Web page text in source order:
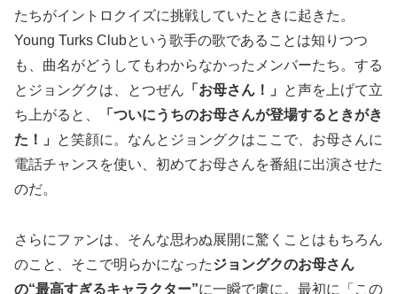
たちがイントロクイズに挑戦していたときに起きた。
Young Turks Clubという歌手の歌であることは知りつつ
も、曲名がどうしてもわからなかったメンバーたち。する
とジョングクは、とつぜん 「お母さん！」
と声を上げて立
ち上がると、
「ついにうちのお母さんが登場するときがき
た！」
と笑顔に。なんとジョングクはここで、お母さんに
電話チャンスを使い、初めてお母さんを番組に出演させた
のだ。
さらにファンは、そんな思わぬ展開に驚くことはもちろん
のこと、そこで明らかになったジョングクのお母さん
の“最高すぎるキャラクター”に一瞬で虜に。最初に「この